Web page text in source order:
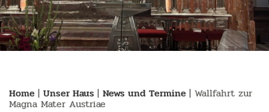
Home | Unser Haus | News und Termine | Wallfahrt zur
Magna Mater Austriae